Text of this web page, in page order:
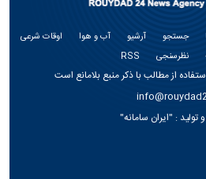
جستجو آرشیو آب و هوا
اوقات شرعی
نظرسنجی RSS
از مطالب با ذکر منبع بلامانع است
تولید : "ایران سامانه"